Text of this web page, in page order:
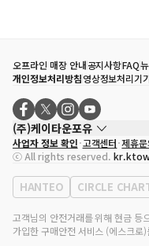
오프라인 매장 안내공지사항FAQ
개인정보처리방침영상정보처리기
(주)케이타운포유
대표자
송효민
사업자등록번호
120-87-
통신판매업 신고번호 제2011-서
대표전화
02-552-9855
사업자 정보 확인 고객센터 제휴
ⓒ All rights reserved.
HANTEO CIRCLE
고객님의 안전거래를 위해 현금 등
가입한 구매안전 서비스 (에스크로